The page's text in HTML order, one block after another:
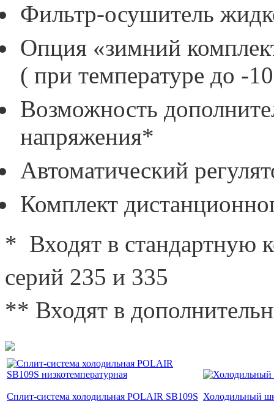
Фильтр-осушитель
Опция «зимний
( при температуре до -
Возможность
напряжения*
Автоматический
Комплект
* Входят в стандартную
серий 235 и 335
** Входят в
Сплит-система холодильная POLAIR SB109S Холодильный